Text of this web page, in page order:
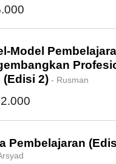
Model
(Edisi 2) - Rusman
Pembelajaran